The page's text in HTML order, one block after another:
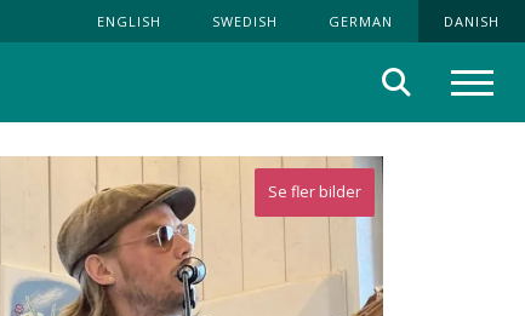
ENGLISH SWEDISH GERMAN DANISH
Søg
Se fler bilder